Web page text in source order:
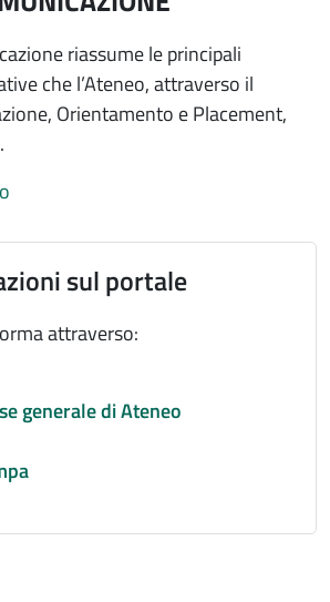
riassume le principali
che l’Ateneo, attraverso il
Orientamento e Placement,
sul portale
attraverso:
generale di Ateneo